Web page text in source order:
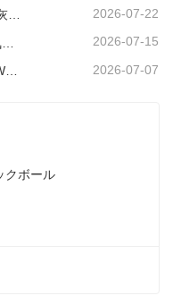
RO水システム用マグネシウム再石灰化フィルター媒体 2026-07-22
2026-07-15
2026-07-07